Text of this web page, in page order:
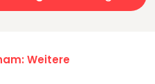
Weitere